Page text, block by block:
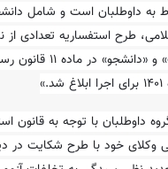
به داوطلبان است و شامل
۱۴۰۱ مجلس شورای اسلامی، طرح استفساریه
محترم مجلس شورای اسلامی درباره تفسیر عنوان
با توجه به قانون
وکلای خود با طرح شکایت در